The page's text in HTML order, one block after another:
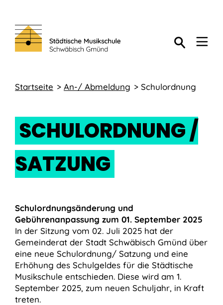
Startseite An-/ Abmeldung Schulordnung
SCHULORDNUNG /
SATZUNG
Schulordnungsänderung und
Gebührenanpassung zum 01. September 2025
In der Sitzung vom 02. Juli 2025 hat der
Gemeinderat der Stadt Schwäbisch Gmünd über
eine neue Schulordnung/ Satzung und eine
Erhöhung des Schulgeldes für die Städtische
Musikschule entschieden. Diese wird am 1.
September 2025, zum neuen Schuljahr, in Kraft
treten.